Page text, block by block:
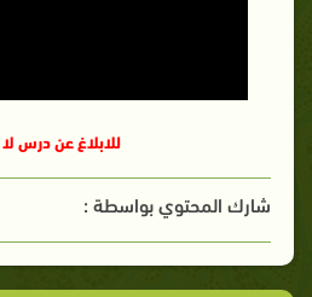
للابلاغ عن درس
شارك المحتوي بواسطة :